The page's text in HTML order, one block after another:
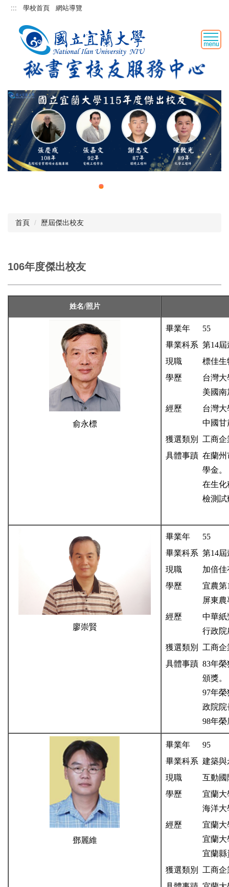
跳::: 學校首頁 網站導覽
首頁 歷屆傑出校友
106年度傑出校友
姓名/照片
俞永標
畢業年
55
畢業科系 第14
現職
標佳生
學歷
台灣
美國
經歷
台灣
中國甘
獲選類別
工商企
具體事蹟 在蘭州
學金。
在生
檢測試
廖崇賢
畢業年
55
畢業科系 第14
現職
加倍
學歷
宜農
屏東
經歷
中華
行政院
獲選類別
工商企
具體事蹟 83年
頒獎。
97年
政院
98年
鄧麗維
畢業年
95
畢業科系 建築與
現職
互動國
學歷
宜蘭
海洋大
經歷
宜蘭
宜蘭
宜蘭縣
獲選類別
工商企